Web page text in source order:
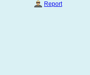
Report